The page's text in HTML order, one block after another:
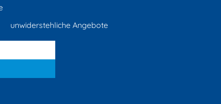
unwiderstehliche Angebote